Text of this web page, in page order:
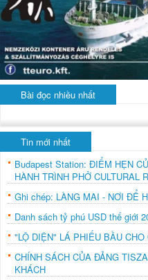
Bài đọc nhiều nhất
Tin mới nhất
Budapest Station: ĐIỂM HẸN
HÀNH TRÌNH PHỞ CULTURAL
Ghi chép: LÀNG MAI - NƠI ĐỂ
Danh sách tỷ phú USD thế giới
"LỘ DIỆN" LÁ PHIẾU BẦU
CHÍNH SÁCH CỦA ĐẢNG
KHÁCH